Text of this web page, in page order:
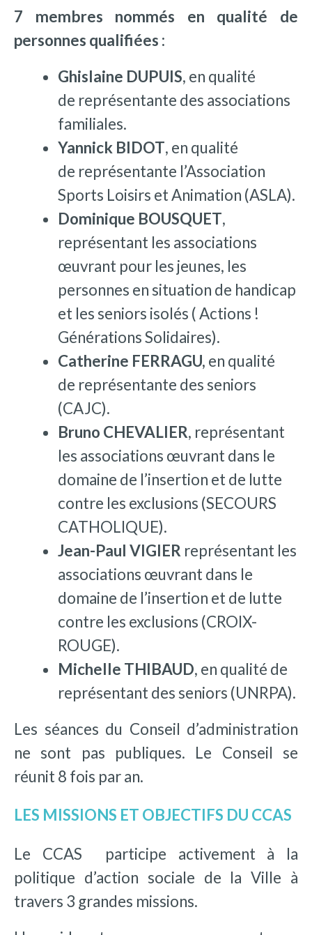
7 membres nommés en qualité de
personnes qualifiées :
Ghislaine DUPUIS, en qualité
de représentante des associations
familiales.
Yannick BIDOT, en qualité
de représentante l’Association
Sports Loisirs et Animation (ASLA).
Dominique BOUSQUET,
représentant les associations
œuvrant pour les jeunes, les
personnes en situation de handicap
et les seniors isolés ( Actions !
Générations Solidaires).
Catherine FERRAGU, en qualité
de représentante des seniors
(CAJC).
Bruno CHEVALIER, représentant
les associations œuvrant dans le
domaine de l’insertion et de lutte
contre les exclusions (SECOURS
CATHOLIQUE).
Jean-Paul VIGIER représentant les
associations œuvrant dans le
domaine de l’insertion et de lutte
contre les exclusions (CROIX-
ROUGE).
Michelle THIBAUD, en qualité de
représentant des seniors (UNRPA).
Les séances du Conseil d’administration
ne sont pas publiques. Le Conseil se
réunit 8 fois par an.
LES MISSIONS ET OBJECTIFS DU CCAS
Le CCAS participe activement à la
politique d’action sociale de la Ville à
travers 3 grandes missions.